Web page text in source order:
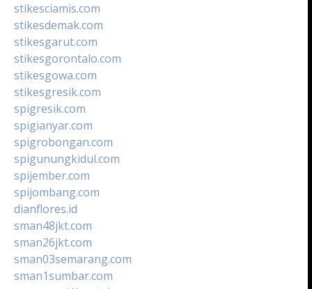
stikesciamis.com
stikesdemak.com
stikesgarut.com
stikesgorontalo.com
stikesgowa.com
stikesgresik.com
spigresik.com
spigianyar.com
spigrobongan.com
spigunungkidul.com
spijember.com
spijombang.com
dianflores.id
sman48jkt.com
sman26jkt.com
sman03semarang.com
sman1sumbar.com